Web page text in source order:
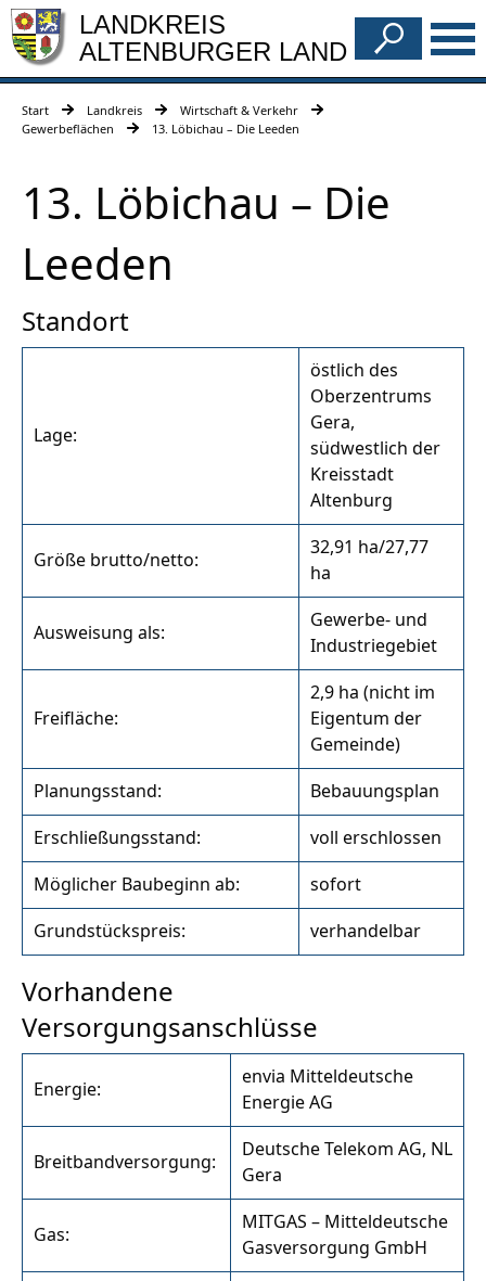
LANDKREIS
ALTENBURGER LAND
Start Landkreis
Wirtschaft & Verkehr
Gewerbeflächen
13. Löbichau – Die Leeden
13. Löbichau – Die
Leeden
Standort
Lage:
östlich des
Oberzentrums
Gera,
südwestlich der
Kreisstadt
Altenburg
Größe brutto/netto:
32,91 ha/27,77
ha
Ausweisung als:
Gewerbe- und
Industriegebiet
Freifläche:
2,9 ha (nicht im
Eigentum der
Gemeinde)
Planungsstand:
Bebauungsplan
Erschließungsstand:
voll erschlossen
Möglicher Baubeginn ab:
sofort
Grundstückspreis:
verhandelbar
Vorhandene
Versorgungsanschlüsse
Energie:
envia Mitteldeutsche
Energie AG
Breitbandversorgung:
Deutsche Telekom AG, NL
Gera
Gas:
MITGAS – Mitteldeutsche
Gasversorgung GmbH